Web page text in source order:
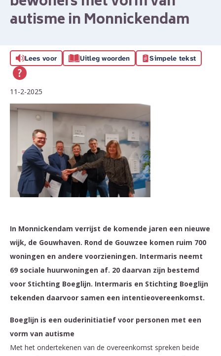
autisme in Monnickendam
Lees voor Uitleg woorden Simpele tekst
11-2-2025
In Monnickendam verrijst de komende jaren een nieuwe
wijk, de Gouwhaven. Rond de Gouwzee komen ruim 700
woningen en andere voorzieningen. Intermaris neemt
69 sociale huurwoningen af. 20 daarvan zijn bestemd
voor Stichting Boeglijn. Intermaris en Stichting Boeglijn
tekenden daarvoor samen een intentieovereenkomst.
Boeglijn is een ouderinitiatief voor personen met een
vorm van autisme
Met het ondertekenen van de overeenkomst spreken beide